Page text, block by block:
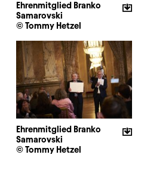
Ehrenmitglied Branko
Samarovski
© Tommy Hetzel
Ehrenmitglied Branko
Samarovski
© Tommy Hetzel